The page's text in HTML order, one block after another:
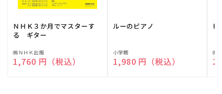
ＮＨＫ３か月でマスターす
る ギター
販
売
㈱ＮＨＫ出版
通常価格
1,760 円（税込）
ルーのピアノ
販
売
小学館
通常価格
1,980 円（税込）
ピ
販
売
㈱